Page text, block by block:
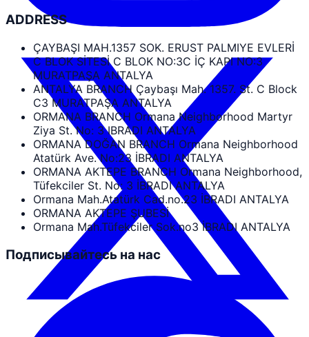
ADDRESS
ÇAYBAŞI MAH.1357 SOK. ERUST PALMIYE EVLERİ
C BLOK SİTESİ C BLOK NO:3C İÇ KAPI NO:3
MURATPAŞA ANTALYA
ANTALYA BRANCH Çaybaşı Mah. 1357. St. C Block
C3 MURATPAŞA ANTALYA
ORMANA BRANCH Ormana Neighborhood Martyr
Ziya St. No: 3 IBRADI ANTALYA
ORMANA DOĞAN BRANCH Ormana Neighborhood
Atatürk Ave. No:23 İBRADI ANTALYA
ORMANA AKTEPE BRANCH Ormana Neighborhood,
Tüfekciler St. No: 3 İBRADI ANTALYA
Ormana Mah.Atatürk Cad.no.23 İBRADI ANTALYA
ORMANA AKTEPE ŞUBESİ
Ormana Mah.Tüfekciler Sok.no3 İBRADI ANTALYA
Подписывайтесь на нас